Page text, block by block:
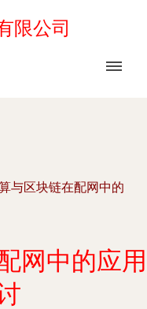
限公司
与区块链在配网中的
网中的应用